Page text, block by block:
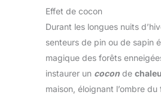
Effet de cocon
Durant les longues nuits
senteurs de pin ou de sapin
magique des forêts
instaurer un cocon de
maison, éloignant l’ombre